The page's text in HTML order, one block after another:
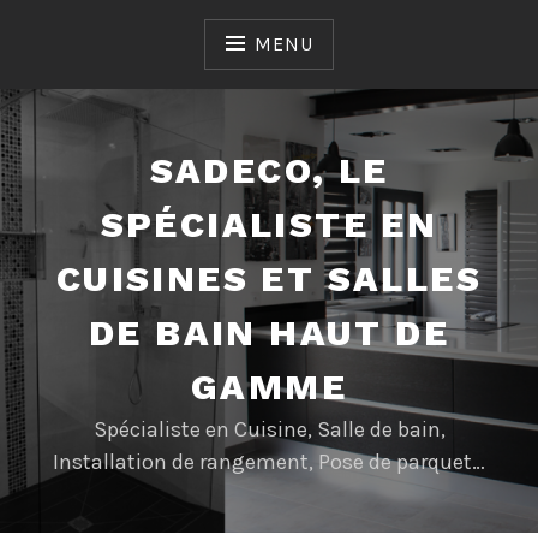
MENU
SADECO, LE
SPÉCIALISTE EN
CUISINES ET SALLES
DE BAIN HAUT DE
GAMME
Spécialiste en Cuisine, Salle de bain,
Installation de rangement, Pose de parquet…